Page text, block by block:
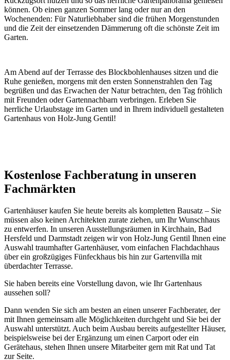
können. Ob einen ganzen Sommer lang oder nur an den
Wochenenden: Für Naturliebhaber sind die frühen Morgenstunden
und die Zeit der einsetzenden Dämmerung oft die schönste Zeit im
Garten.
Am Abend auf der Terrasse des Blockbohlenhauses sitzen und die
Ruhe genießen, morgens mit den ersten Sonnenstrahlen den Tag
begrüßen und das Erwachen der Natur betrachten, den Tag fröhlich
mit Freunden oder Gartennachbarn verbringen. Erleben Sie
herrliche Urlaubstage im Garten und in Ihrem individuell gestalteten
Gartenhaus von Holz-Jung Gentil!
Kostenlose Fachberatung in unseren
Fachmärkten
Gartenhäuser kaufen Sie heute bereits als kompletten Bausatz – Sie
müssen also keinen Architekten zurate ziehen, um Ihr Wunschhaus
zu entwerfen. In unseren Ausstellungsräumen in Kirchhain, Bad
Hersfeld und Darmstadt zeigen wir von Holz-Jung Gentil Ihnen eine
Auswahl traumhafter Gartenhäuser, vom einfachen Flachdachhaus
über ein großzügiges Fünfeckhaus bis hin zur Gartenvilla mit
überdachter Terrasse.
Sie haben bereits eine Vorstellung davon, wie Ihr Gartenhaus
aussehen soll?
Dann wenden Sie sich am besten an einen unserer Fachberater, der
mit Ihnen gemeinsam alle Möglichkeiten durchgeht und Sie bei der
Auswahl unterstützt. Auch beim Ausbau bereits aufgestellter Häuser,
beispielsweise bei der Ergänzung um einen Carport oder ein
Gerätehaus, stehen Ihnen unsere Mitarbeiter gern mit Rat und Tat
zur Seite.